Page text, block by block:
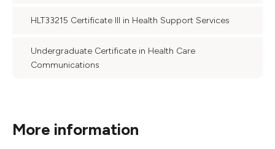
HLT33215 Certificate III in Health Support Services
Undergraduate Certificate in Health Care
Communications
More information